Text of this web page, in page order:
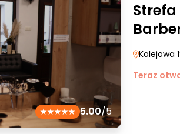
5.00/5
Kolejowa
Teraz